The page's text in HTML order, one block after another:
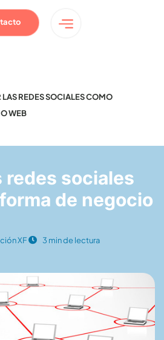
LAS REDES SOCIALES COMO
WEB
redes sociales
de negocio
XF 3 min de lectura